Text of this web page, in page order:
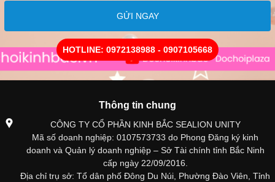
GỬI NGAY
HOTLINE: 0972138988 - 0907105668
Thông tin chung
CÔNG TY CỔ PHẦN KINH BẮC SEALION UNITY
Mã số doanh nghiệp: 0107573733 do Phong Đăng ký kinh
doanh và Quản lý doanh nghiệp – Sở Tài chính tỉnh Bắc Ninh
cấp ngày 22/09/2016.
Địa chỉ trụ sở: Tổ dân phố Đông Du Núi, Phường Đào Viên, Tỉnh